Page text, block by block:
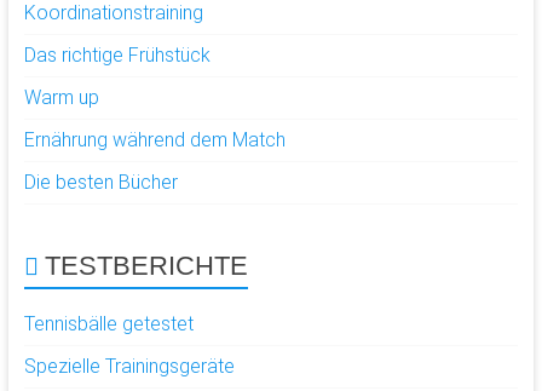
Koordinationstraining
Das richtige Frühstück
Warm up
Ernährung während dem Match
Die besten Bücher
TESTBERICHTE
Tennisbälle getestet
Spezielle Trainingsgeräte